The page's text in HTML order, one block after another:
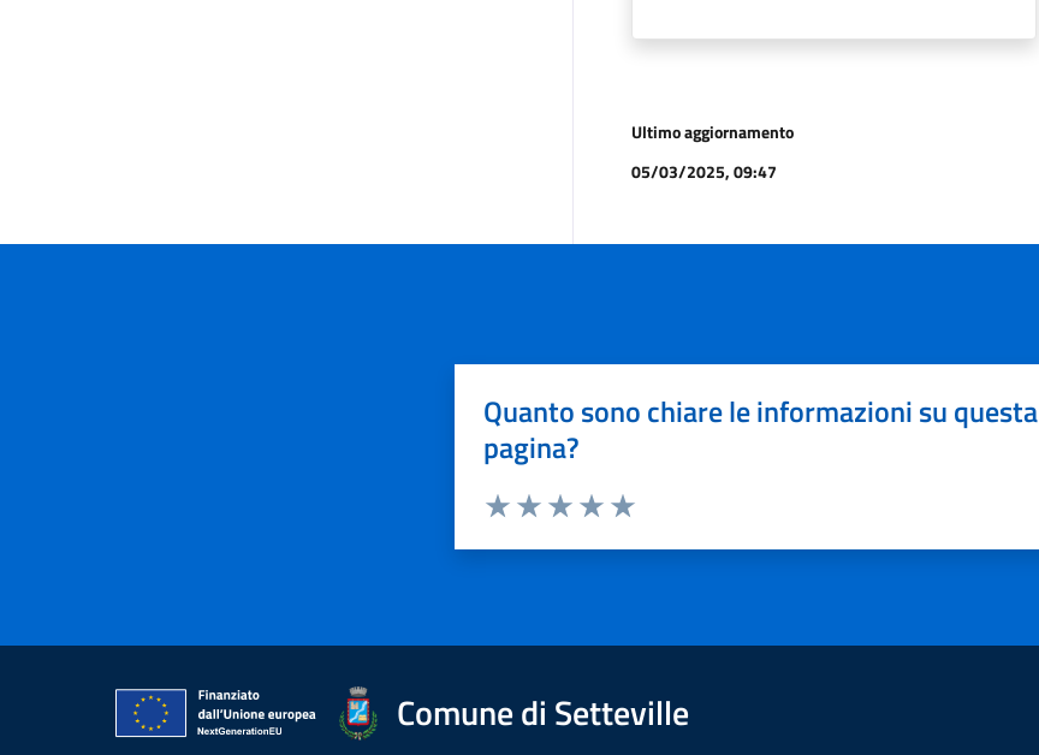
Ultimo aggiornamento
05/03/2025, 09:47
Quanto sono chiare le informazioni su questa
pagina?
Comune di Setteville